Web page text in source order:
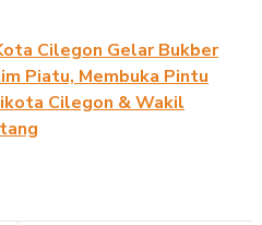
Cilegon Gelar Bukber
Piatu, Membuka Pintu
Cilegon & Wakil